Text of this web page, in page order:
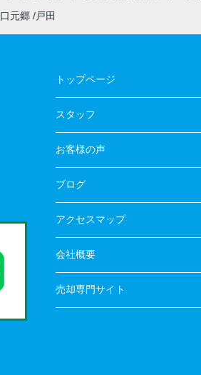
元郷 戸田
トップページ
スタッフ
お客様の声
ブログ
アクセスマップ
会社概要
売却専門サイト